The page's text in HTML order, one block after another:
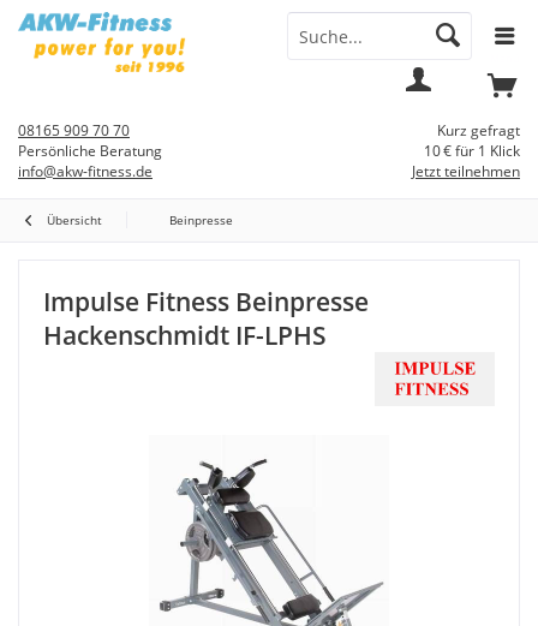
Kurz gefragt
10 € für 1 Klick
Jetzt teilnehmen
08165 909 70 70
Persönliche Beratung
info@akw-fitness.de
Übersicht Beinpresse
Impulse Fitness Beinpresse
Hackenschmidt IF-LPHS